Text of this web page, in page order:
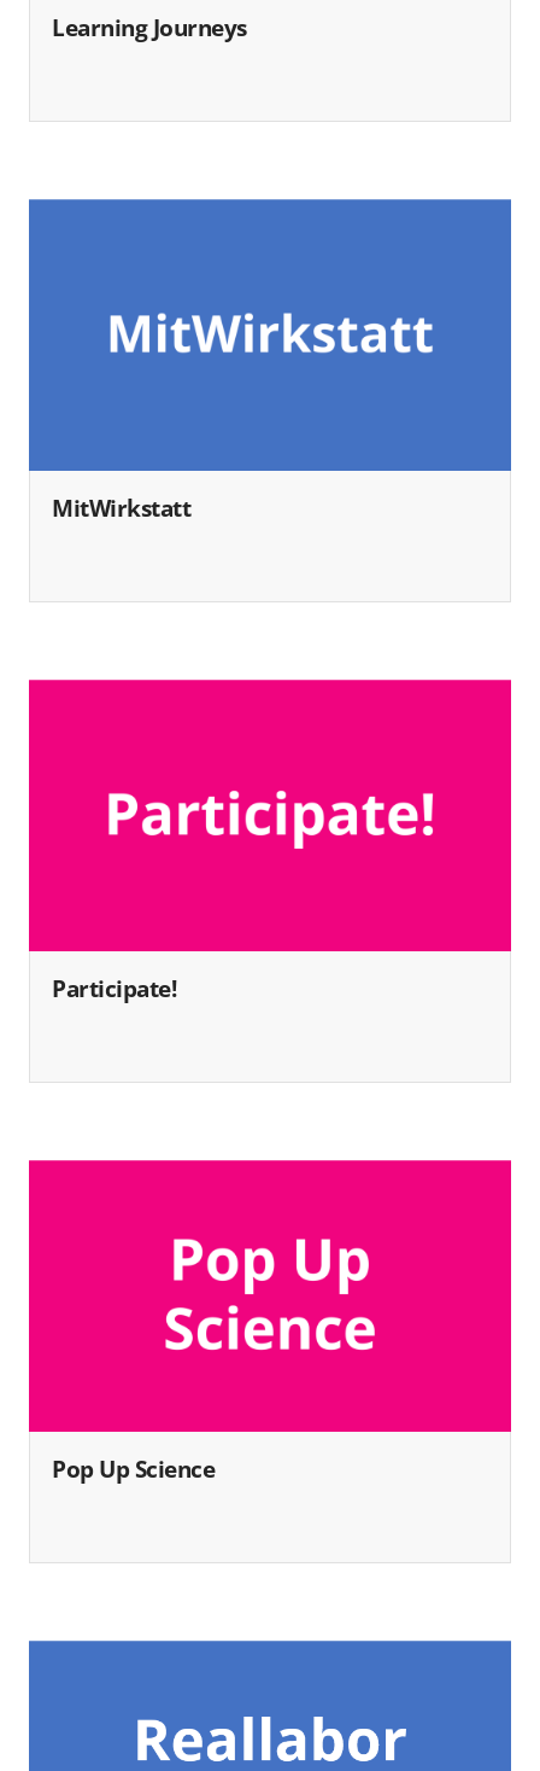
Learning Journeys
MitWirkstatt
Participate!
Pop Up Science